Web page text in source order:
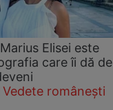
Elisei este
care îi dă de
Vedete românești